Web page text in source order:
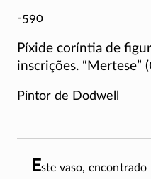
-590
Píxide coríntia de
inscrições. “Mertese”
Pintor de Dodwell
Este vaso,